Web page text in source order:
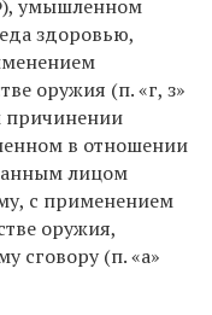
умышленном
здоровью,
оружия (п. «г, з»
причинении
в отношении
лицом
с применением
оружия,
сговору (п. «а»